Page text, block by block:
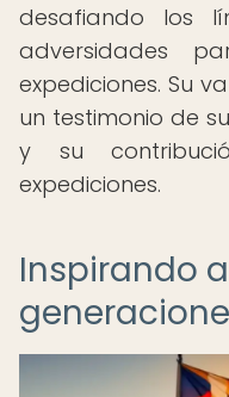
desafiando los
adversidades
expediciones. Su
un testimonio de
y su
expediciones.
Inspirando